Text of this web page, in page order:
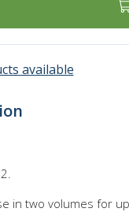
available
in two volumes for